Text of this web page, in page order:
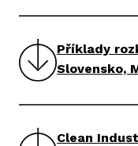
Příklady
Slovensko,
Clean